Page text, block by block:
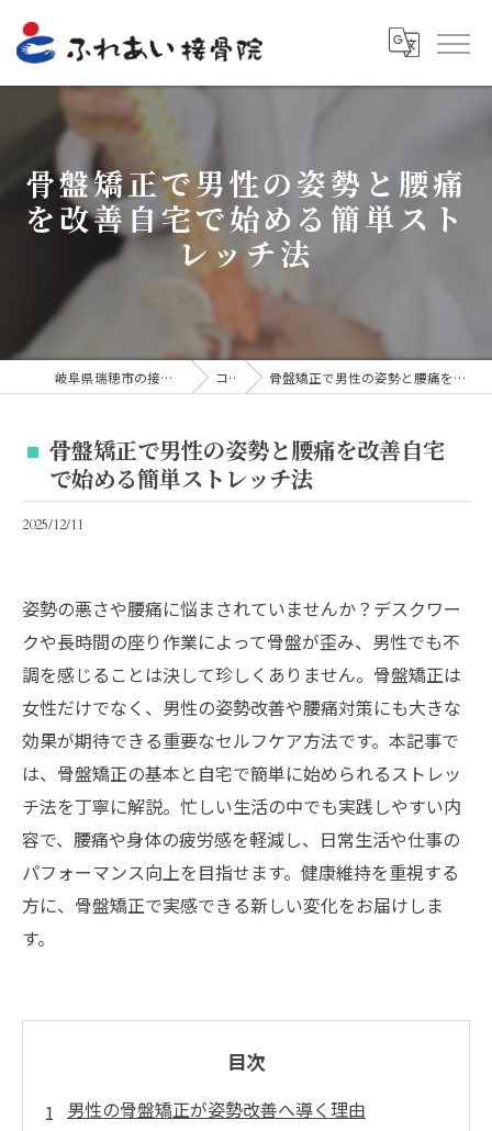
骨盤矯正で男性の姿勢と腰痛
を改善自宅で始める簡単スト
レッチ法
岐阜県瑞穂市の接骨院ならふれあい接骨院 コラム 骨盤矯正で男性の姿勢と腰痛を改善自宅で始める簡単ストレッチ法
骨盤矯正で男性の姿勢と腰痛を改善自宅
で始める簡単ストレッチ法
2025/12/11
姿勢の悪さや腰痛に悩まされていませんか？デスクワー
クや長時間の座り作業によって骨盤が歪み、男性でも不
調を感じることは決して珍しくありません。骨盤矯正は
女性だけでなく、男性の姿勢改善や腰痛対策にも大きな
効果が期待できる重要なセルフケア方法です。本記事で
は、骨盤矯正の基本と自宅で簡単に始められるストレッ
チ法を丁寧に解説。忙しい生活の中でも実践しやすい内
容で、腰痛や身体の疲労感を軽減し、日常生活や仕事の
パフォーマンス向上を目指せます。健康維持を重視する
方に、骨盤矯正で実感できる新しい変化をお届けしま
す。
目次
男性の骨盤矯正が姿勢改善へ導く理由